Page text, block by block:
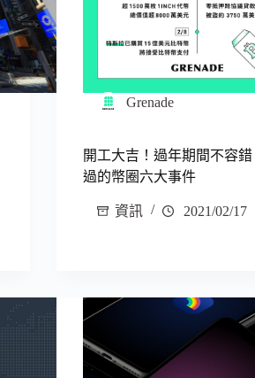
Grenade
開工大吉！過年期間不容錯
過的幣圈六大事件
資訊 2021/02/17